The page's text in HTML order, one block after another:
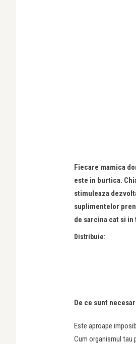
Fiecare mamica
este in burtica.
stimuleaza
suplimentelor
de sarcina cat si
Distribuie:
De ce sunt
Este aproape
Cum organismul tau